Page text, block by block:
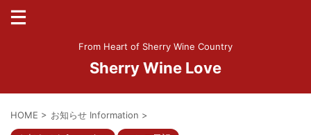
From Heart of Sherry Wine Country
Sherry Wine Love
HOME > お知らせ Information >